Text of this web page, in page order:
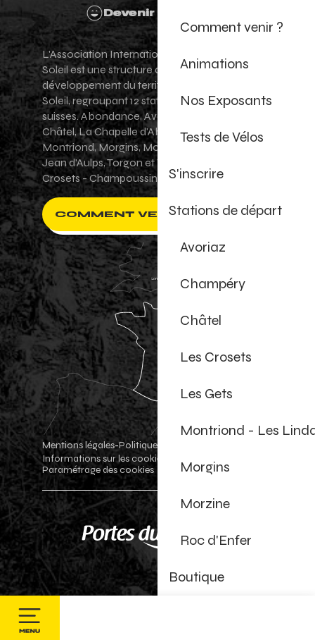
Comment venir ?
Animations
Nos Exposants
Tests de Vélos
S'inscrire
Stations de départ
Avoriaz
Champéry
Châtel
Les Crosets
Les Gets
Montriond - Les
Morgins
Morzine
Roc d'Enfer
Boutique
Devenir Bénévole
L'Association Internationale des Portes du
Soleil est une structure de promotion et de
développement du territoire des Portes du
Soleil, regroupant 12 stations villages franco-
suisses. Abondance, Avoriaz 1800, Champéry,
Châtel, La Chapelle d'Abondance, Les Gets,
Montriond, Morgins, Morzine-Avoriaz, Saint-
Jean d'Aulps, Torgon et Val-d'Illiez - Les
Crosets - Champoussin.
COMMENT VENIR ?
Mentions légales-Politique de confidentialité
Informations sur les cookies
Paramétrage des cookies